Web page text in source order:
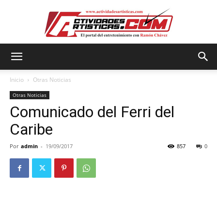
Inicio Otras Noticias
Otras Noticias
Comunicado del Ferri del
Caribe
Por admin - 19/09/2017 0
857